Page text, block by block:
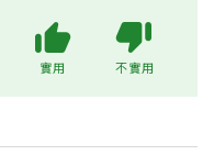
實用 不實用